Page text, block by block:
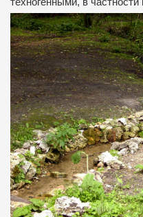
техногенными, в